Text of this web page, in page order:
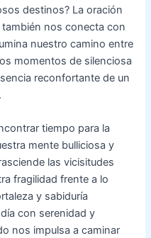
destinos? La oración
nos conecta con
nuestro camino entre
momentos de silenciosa
reconfortante de un
tiempo para la
mente bulliciosa y
las vicisitudes
fragilidad frente a lo
y sabiduría
con serenidad y
nos impulsa a caminar